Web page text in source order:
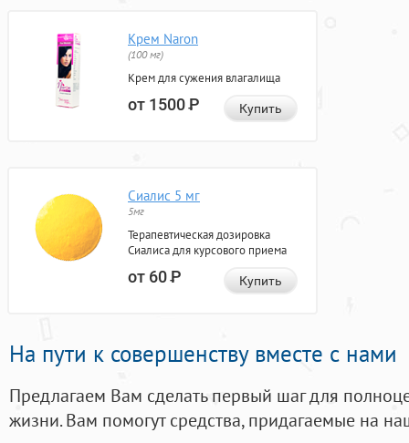
Крем Naron
(100 мг)
Крем для сужения влагалища
от 1500Р Купить
Сиалис 5 мг
5мг
Терапевтическая дозировка
Сиалиса для курсового приема
от 60Р Купить
На пути к совершенству вместе с нами
Предлагаем Вам сделать первый шаг для
жизни. Вам помогут средства, придагаемые на